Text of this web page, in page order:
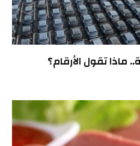
ماذا تقول الأرقام؟